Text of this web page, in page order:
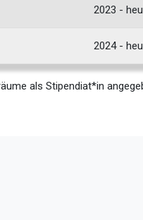
2023 -
2024 -
als Stipendiat*in